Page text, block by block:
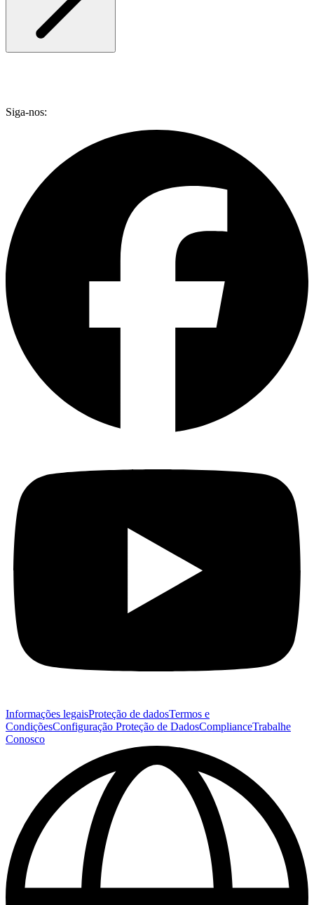
Siga-nos:
Informações legaisProteção de dadosTermos e
CondiçõesConfiguração Proteção de DadosComplianceTrabalhe
Conosco